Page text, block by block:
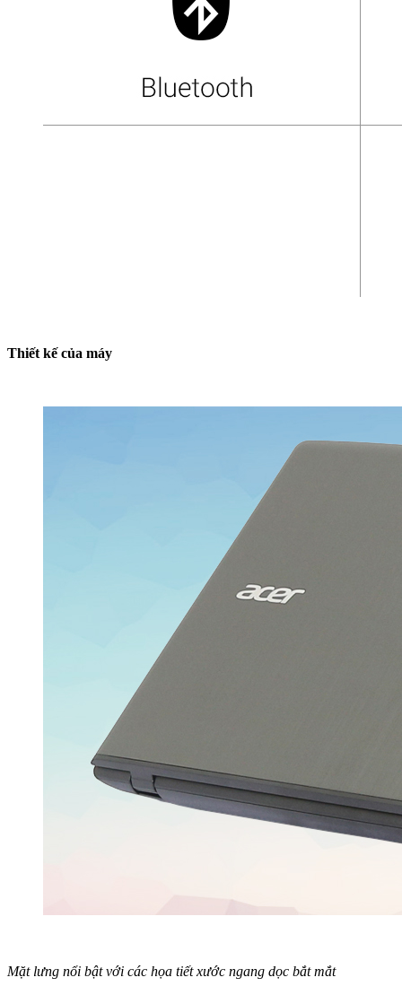
Thiết kế của máy
Mặt lưng nổi bật với các họa tiết xước ngang dọc bắt mắt